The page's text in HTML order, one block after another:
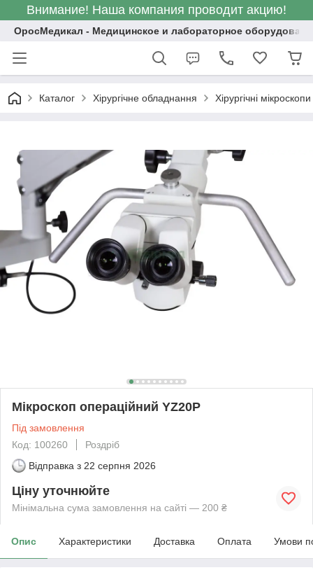
Внимание! Наша компания проводит акцию!
ОросМедикал - Медицинское и лабораторное
Каталог Хірургічне обладнання Хірургічні мікроскопи
Мікроскоп операційний YZ20Р
Під замовлення
Код: 100260
Роздріб
Відправка з 22 серпня 2026
Ціну уточнюйте
Мінімальна сума замовлення на сайті — 200 ₴
Опис Характеристики Доставка Оплата Умови